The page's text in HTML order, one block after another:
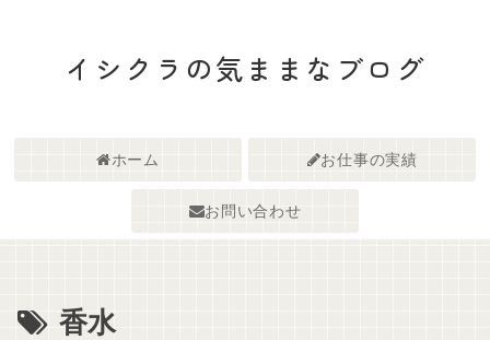
イシクラの気ままなブログ
ホーム お仕事の実績
お問い合わせ
香水